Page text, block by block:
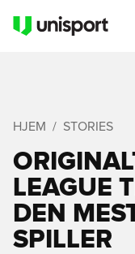
HJEM STORIES
LEAGUE
DEN
SPILLER